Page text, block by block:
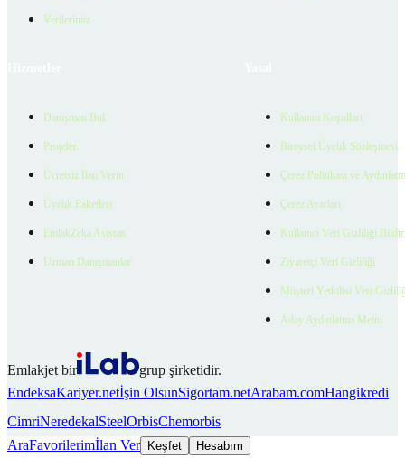
Verilerimiz
Danışman Bul
Projeler
Ücretsiz İlan Verin
Üyelik Paketleri
EmlakZeka Asistan
Uzman Danışmanlar
Kullanım Koşulları
Bireysel Üyelik Sözleşmesi
Çerez Politikası ve
Çerez Ayarları
Kullanıcı Veri Gizliliği
Ziyaretçi Veri Gizliliği
Müşteri Yetkilisi Veri
Aday Aydınlatma Metni
Emlakjet bir
grup şirketidir.
EndeksaKariyer.netİşin OlsunSigortam.netArabam.comHangikredi
CimriNeredekalSteelOrbisChemorbis
AraFavorilerimİlan Ver Keşfet Hesabım